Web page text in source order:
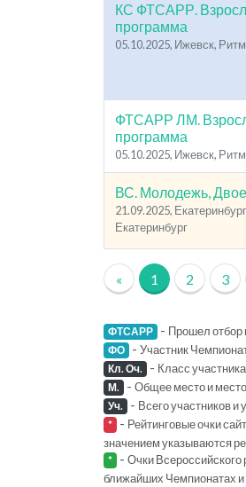
КС ФТСАРР.
программа
05.10.2025, Ижевск,
ФТСАРР ЛМ.
программа
05.10.2025, Ижевск,
ВС. Молодежь,
21.09.2025,
Екатеринбург
« 1 2 3
ФТСАРР - Прошел отбор
ФО - Участник
Кл. Оч. - Класс
М. - Общее место и
Уч. - Всего участников и
* - Рейтинговые очки
значением указываются
* - Очки
ближайших Чемпионатах